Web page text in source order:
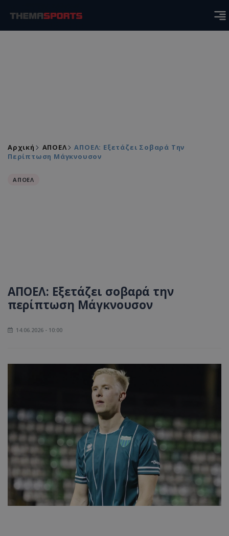
Αρχική ΑΠΟΕΛ
ΑΠΟΕΛ: Εξετάζει Σοβαρά Την
Περίπτωση Μάγκνουσον
ΑΠΟΕΛ
ΑΠΟΕΛ: Εξετάζει σοβαρά την
περίπτωση Μάγκνουσον
14.06.2026 - 10:00